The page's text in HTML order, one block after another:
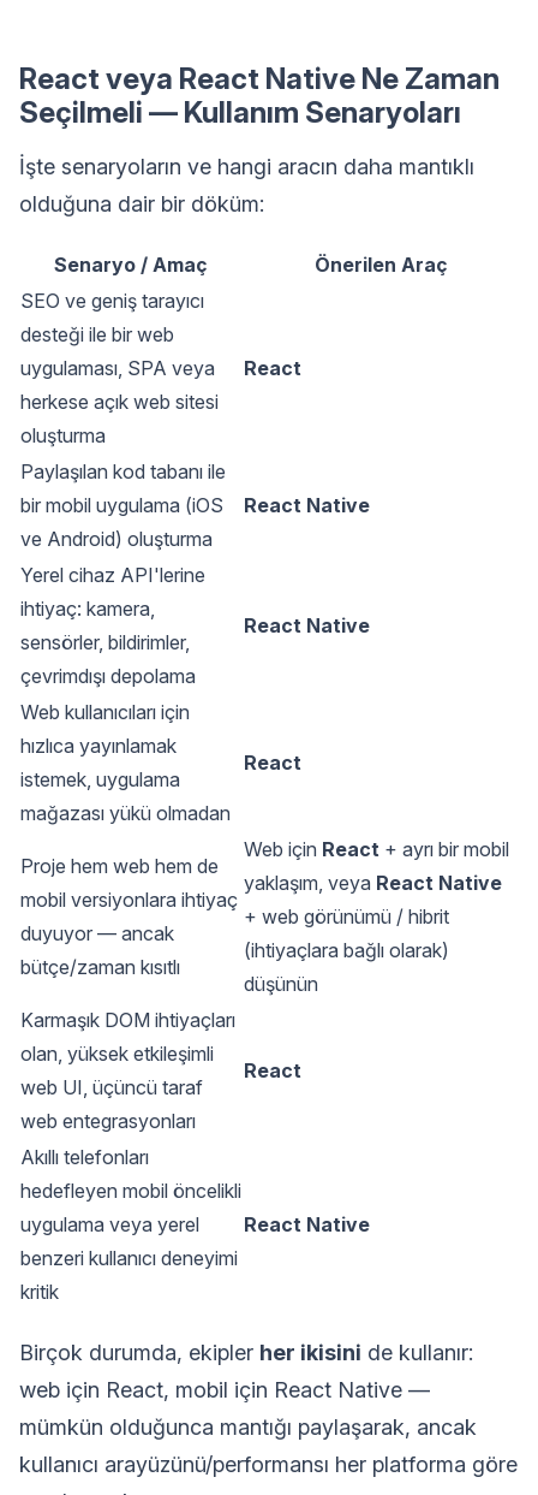
React veya React Native Ne Zaman
Seçilmeli — Kullanım Senaryoları
İşte senaryoların ve hangi aracın daha mantıklı
olduğuna dair bir döküm:
Senaryo / Amaç
Önerilen Araç
SEO ve geniş tarayıcı
desteği ile bir web
uygulaması, SPA veya
herkese açık web sitesi
oluşturma
React
Paylaşılan kod tabanı ile
bir mobil uygulama (iOS
ve Android) oluşturma
React Native
Yerel cihaz API'lerine
ihtiyaç: kamera,
sensörler, bildirimler,
çevrimdışı depolama
React Native
Web kullanıcıları için
hızlıca yayınlamak
istemek, uygulama
mağazası yükü olmadan
React
Proje hem web hem de
mobil versiyonlara ihtiyaç
duyuyor — ancak
bütçe/zaman kısıtlı
Web için React + ayrı bir mobil
yaklaşım, veya React Native
+ web görünümü / hibrit
(ihtiyaçlara bağlı olarak)
düşünün
Karmaşık DOM ihtiyaçları
olan, yüksek etkileşimli
web UI, üçüncü taraf
web entegrasyonları
React
Akıllı telefonları
hedefleyen mobil öncelikli
uygulama veya yerel
benzeri kullanıcı deneyimi
kritik
React Native
Birçok durumda, ekipler her ikisini de kullanır:
web için React, mobil için React Native —
mümkün olduğunca mantığı paylaşarak, ancak
kullanıcı arayüzünü/performansı her platforma göre